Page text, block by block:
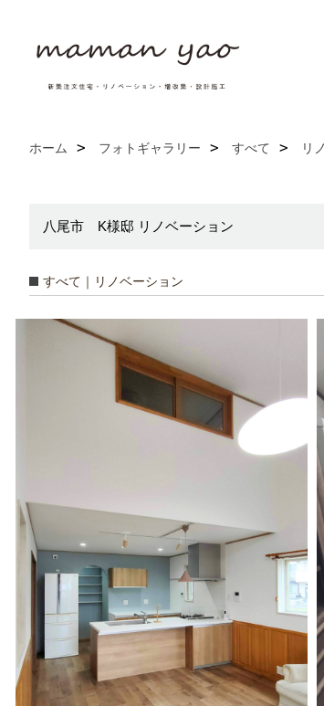
ホーム フォトギャラリー すべて リ
八尾市 K様邸 リノベーション
すべて｜リノベーション